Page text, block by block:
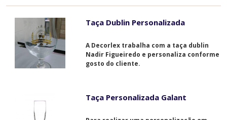
Taça Dublin Personalizada
A Decorlex trabalha com a taça dublin
Nadir Figueiredo e personaliza conforme
gosto do cliente.
Taça Personalizada Galant